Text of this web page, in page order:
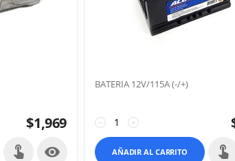
$1,969

BATERIA 12V/115A (-/+)
+
−
AÑADIR AL CARRITO